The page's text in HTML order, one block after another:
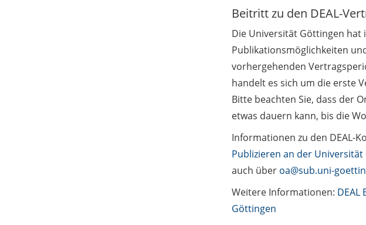
Beitritt zu den DEAL-
Die Universität Göttingen hat
Publikationsmöglichkeiten
vorhergehenden
handelt es sich um die erste
Bitte beachten Sie, dass der
etwas dauern kann, bis die
Informationen zu den DEAL-
Publizieren an der
auch über oa@sub.uni-
Weitere Informationen: DEAL
Göttingen